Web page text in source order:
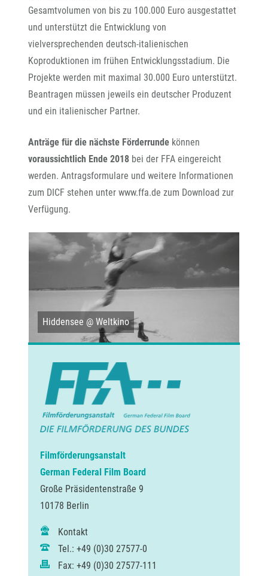
Gesamtvolumen von bis zu 100.000 Euro ausgestattet
und unterstützt die Entwicklung von
vielversprechenden deutsch-italienischen
Koproduktionen im frühen Entwicklungsstadium. Die
Projekte werden mit maximal 30.000 Euro unterstützt.
Beantragen müssen jeweils ein deutscher Produzent
und ein italienischer Partner.
Anträge für die nächste Förderrunde können
voraussichtlich Ende 2018 bei der FFA eingereicht
werden. Antragsformulare und weitere Informationen
zum DICF stehen unter www.ffa.de zum Download zur
Verfügung.
Hiddensee @ Weltkino
Filmförderungsanstalt
German Federal Film Board
Große Präsidentenstraße 9
10178 Berlin
Kontakt
Tel.: +49 (0)30 27577-0
Fax: +49 (0)30 27577-111